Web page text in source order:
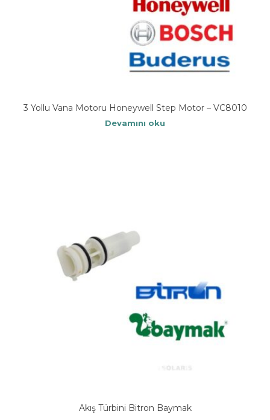
3 Yollu Vana Motoru Honeywell Step Motor – VC8010
Devamını oku
Akış Türbini Bitron Baymak